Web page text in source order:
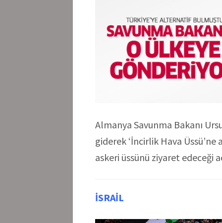
Almanya Savunma Bakanı
giderek ‘İncirlik Hava
askeri üssünü ziyaret edeceği
İSRAİL